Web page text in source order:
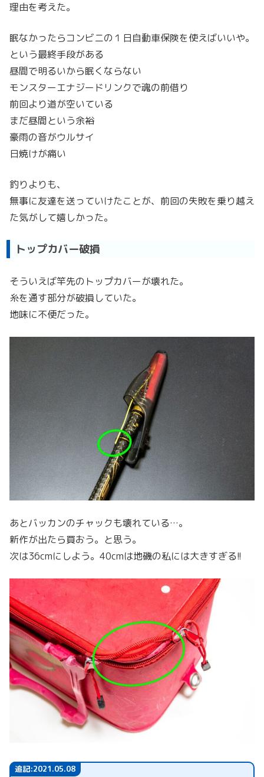
理由を考えた。
眠なかったらコンビニの１日自動車保険を使えばいいや。
という最終手段がある
昼間で明るいから眠くならない
モンスターエナジードリンクで魂の前借り
前回より道が空いている
まだ昼間という余裕
豪雨の音がウルサイ
日焼けが痛い
釣りよりも、
無事に友達を送っていけたことが、前回の失敗を乗り越え
た気がして嬉しかった。
トップカバー破損
そういえば竿先のトップカバーが壊れた。
糸を通す部分が破損していた。
地味に不便だった。
あとバッカンのチャックも壊れている…。
新作が出たら買おう。と思う。
次は36cmにしよう。40cmは地磯の私には大きすぎる!!
追記:2021.05.08